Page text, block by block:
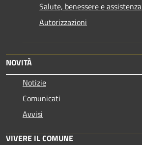
Salute, benessere e assistenza
Autorizzazioni
NOVITÀ
Notizie
Comunicati
Avvisi
VIVERE IL COMUNE